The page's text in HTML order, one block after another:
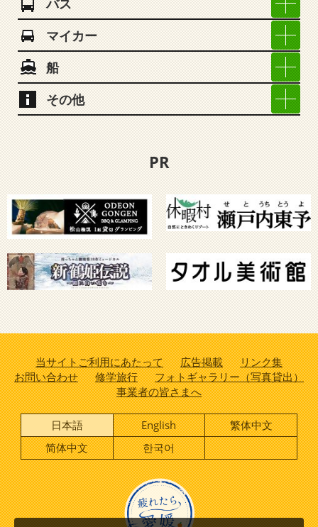
バス
マイカー
船
その他
PR
当サイトご利用にあたって 広告掲載
リンク集
お問い合わせ
修学旅行
フォトギャラリー（写真貸出）
事業者の皆さまへ
日本語 English
繁体中文
简体中文
한국어